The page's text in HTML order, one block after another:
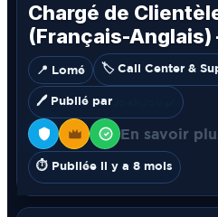
Chargé de
(Français-Anglais)
📍 Lomé 🏷️ Call Center &
🖊️ Publié par
En savoir
⏱️ Publiée il y a 8 mois